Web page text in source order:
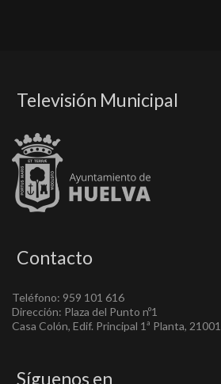
Televisión Municipal
Contacto
Teléfono: 959 101 616
Dirección: Plaza del Punto nº1
Casa Colón, Edif. Principal 1ª Planta, 21001
Síguenos en